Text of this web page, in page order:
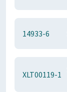
14933-6
XLT00119-1